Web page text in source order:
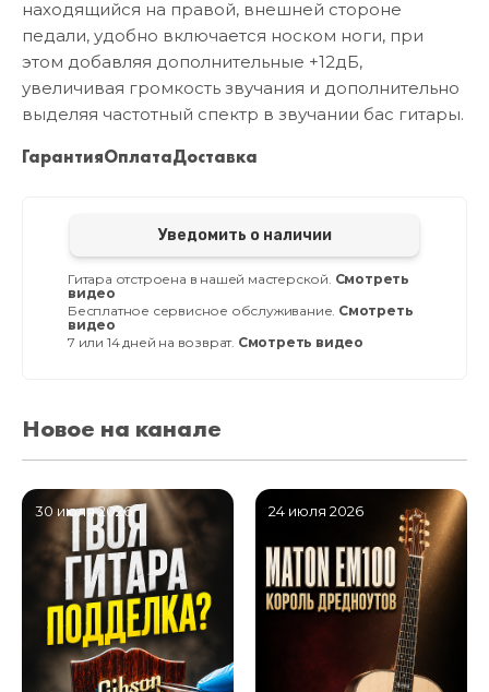
находящийся на правой, внешней стороне
педали, удобно включается носком ноги, при
этом добавляя дополнительные +12дБ,
увеличивая громкость звучания и дополнительно
выделяя частотный спектр в звучании бас гитары.
ГарантияОплатаДоставка
Уведомить о наличии
Гитара отстроена в нашей мастерской. Смотреть
видео
Бесплатное сервисное обслуживание. Смотреть
видео
7 или 14 дней на возврат. Смотреть видео
Новое на канале
30 июля 2026 24 июля 2026